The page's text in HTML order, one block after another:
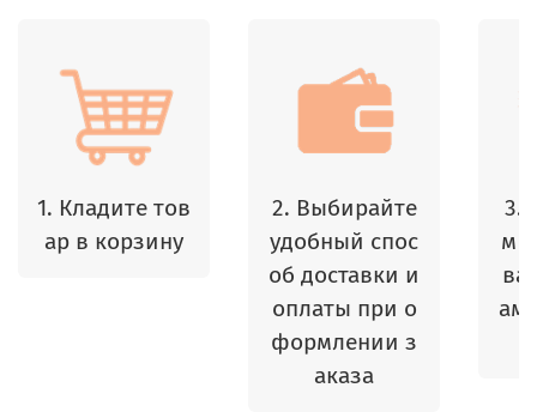
1. Кладите тов
ар в корзину
2. Выбирайте
удобный спос
об доставки и
оплаты при о
формлении з
аказа
3.
м